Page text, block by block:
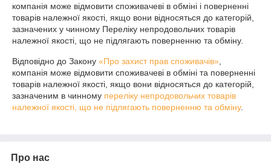
компанія може відмовити споживачеві в обміні і поверненні
товарів належної якості, якщо вони відносяться до категорій,
зазначених у чинному Переліку непродовольчих товарів
належної якості, що не підлягають поверненню та обміну.
Відповідно до Закону «Про захист прав споживачів»
компанія може відмовити споживачеві в обміні та поверненні
товарів належної якості, якщо вони відносяться до категорій,
зазначеним в чинному переліку непродовольчих товарів
належної якості, що не підлягають поверненню та обміну.
Про нас